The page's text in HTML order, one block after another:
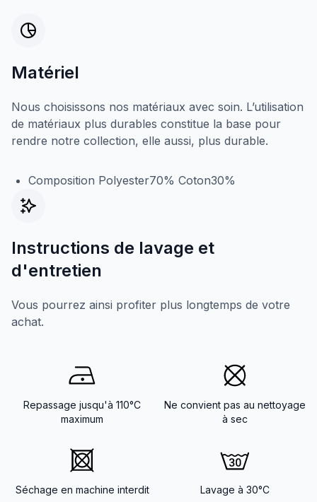
Matériel
Nous choisissons nos matériaux avec soin. L’utilisation
de matériaux plus durables constitue la base pour
rendre notre collection, elle aussi, plus durable.
Composition Polyester70% Coton30%
Instructions de lavage et
d'entretien
Vous pourrez ainsi profiter plus longtemps de votre
achat.
Repassage jusqu'à 110°C
maximum
Ne convient pas au nettoyage
à sec
Séchage en machine interdit Lavage à 30°C